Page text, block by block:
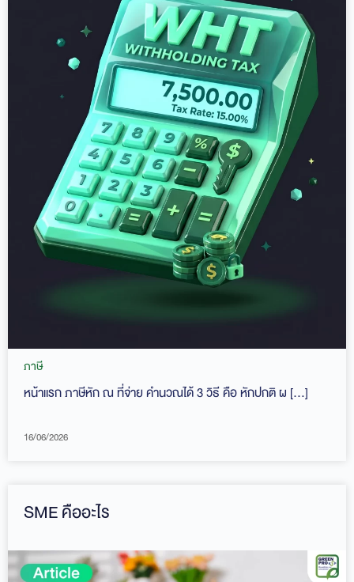
ภาษี
หน้าแรก ภาษีหัก ณ ที่จ่าย คำนวณได้ 3 วิธี คือ หักปกติ ผ […]
16/06/2026
SME คืออะไร